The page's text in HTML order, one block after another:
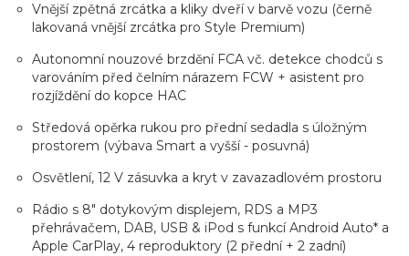
Vnější zpětná zrcátka a kliky dveří v barvě vozu (černě
lakovaná vnější zrcátka pro Style Premium)
Autonomní nouzové brzdění FCA vč. detekce chodců s
varováním před čelním nárazem FCW + asistent pro
rozjíždění do kopce HAC
Středová opěrka rukou pro přední sedadla s úložným
prostorem (výbava Smart a vyšší - posuvná)
Osvětlení, 12 V zásuvka a kryt v zavazadlovém prostoru
Rádio s 8" dotykovým displejem, RDS a MP3
přehrávačem, DAB, USB & iPod s funkcí Android Auto* a
Apple CarPlay, 4 reproduktory (2 přední + 2 zadní)